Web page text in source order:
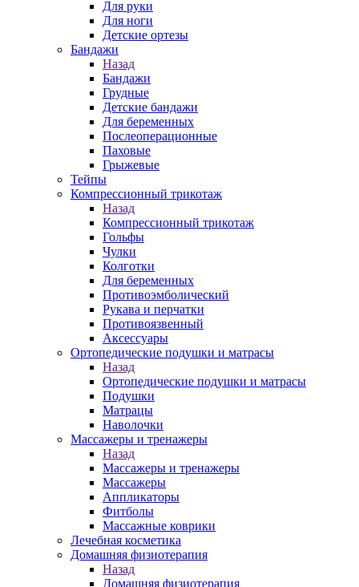
Для руки
Для ноги
Детские ортезы
Бандажи
Назад
Бандажи
Грудные
Детские бандажи
Для беременных
Послеоперационные
Паховые
Грыжевые
Тейпы
Компрессионный трикотаж
Назад
Компрессионный трикотаж
Гольфы
Чулки
Колготки
Для беременных
Противоэмболический
Рукава и перчатки
Противоязвенный
Аксессуары
Ортопедические подушки и матрасы
Назад
Ортопедические подушки и матрасы
Подушки
Матрацы
Наволочки
Массажеры и тренажеры
Назад
Массажеры и тренажеры
Массажеры
Аппликаторы
Фитболы
Массажные коврики
Лечебная косметика
Домашняя физиотерапия
Назад
Домашняя физиотерапия